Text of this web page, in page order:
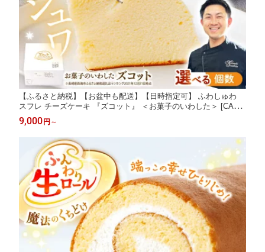
【ふるさと納税】【お盆中も配送】【日時指定可】 ふわしゅわ
スフレ チーズケーキ 『ズコット』 ＜お菓子のいわした＞ [CAM0
09] 長崎 西海 ケーキ おやつ お菓子 スイーツ 誕生日ケーキ チー
ズケーキ お祝い 記念日 9000円 9千円
9,000 円 ～